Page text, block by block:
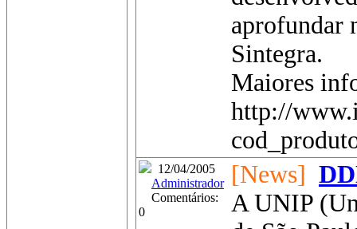
aprofundar
Sintegra.
Maiores
http://
12/04/2005
Administrador
Comentários:
0
[News]
A UNIP